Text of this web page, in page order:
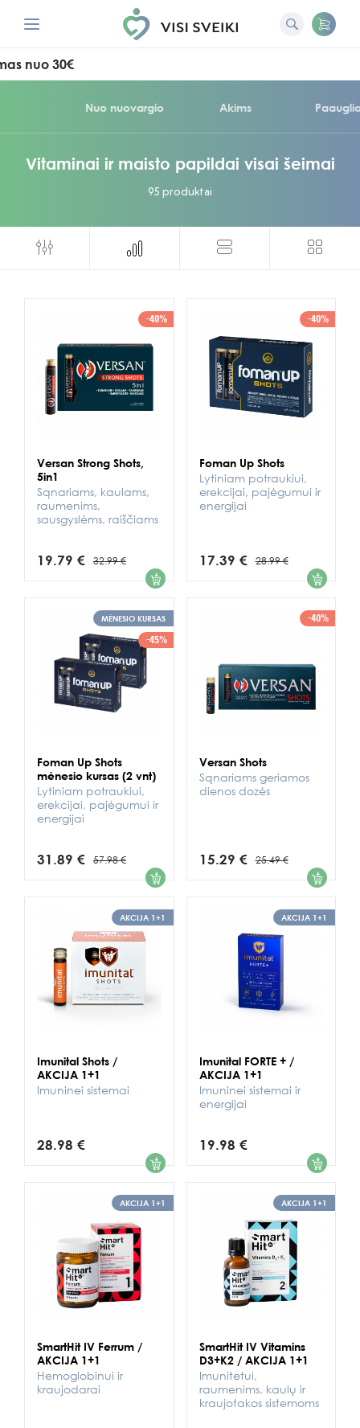
30€
Nuo nuovargio Akims
Vitaminai ir maisto papildai visai šeimai
95 produktai
-40%
Versan Strong Shots,
5in1
Sąnariams, kaulams,
raumenims,
sausgyslėms, raiščiams
19.79 € 32.99 € 1
-40%
Foman Up Shots
Lytiniam potraukiui,
erekcijai, pajėgumui ir
energijai
17.39 € 28.99 € 1
MĖNESIO KURSAS
-45%
Foman Up Shots
mėnesio kursas (2 vnt)
Lytiniam potraukiui,
erekcijai, pajėgumui ir
energijai
31.89 € 57.98 € 1
-40%
Versan Shots
Sąnariams geriamos
dienos dozės
15.29 € 25.49 € 1
AKCIJA 1+1
Imunital Shots /
AKCIJA 1+1
Imuninei sistemai
28.98 € 1
AKCIJA 1+1
Imunital FORTE + /
AKCIJA 1+1
Imuninei sistemai ir
energijai
19.98 € 1
AKCIJA 1+1
SmartHit IV Ferrum /
AKCIJA 1+1
Hemoglobinui ir
kraujodarai
AKCIJA 1+1
SmartHit IV Vitamins
D3+K2 / AKCIJA 1+1
Imunitetui,
raumenims, kaulų ir
kraujotakos sistemoms